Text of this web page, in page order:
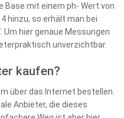
Base mit einem ph- Wert von
hinzu, so erhält man bei
hier genaue Messungen
unverzichtbar.
kaufen?
über das Internet bestellen.
Anbieter, die dieses